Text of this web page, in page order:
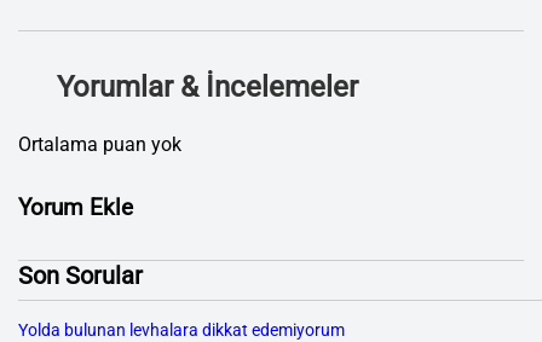
Yorumlar & İncelemeler
Ortalama puan yok
Yorum Ekle
Son Sorular
Yolda bulunan levhalara dikkat edemiyorum